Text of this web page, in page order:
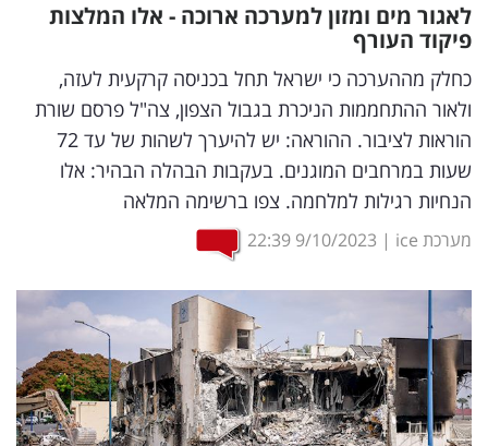
דיגיטל
וטק
שיווק
ופרסום
משפט
ומחקרים
דעות
רכילות
עסקית
לאגור מים ומזון למערכה ארוכה - אלו המלצות
פיקוד העורף
כחלק מההערכה כי ישראל תחל בכניסה קרקעית לעזה,
ולאור ההתחממות הניכרת בגבול הצפון, צה"ל פרסם שורת
הוראות לציבור. ההוראה: יש להיערך לשהות של עד 72
שעות במרחבים המוגנים. בעקבות הבהלה הבהיר: אלו
הנחיות רגילות למלחמה. צפו ברשימה המלאה
מערכת ice |
9/10/2023
22:39